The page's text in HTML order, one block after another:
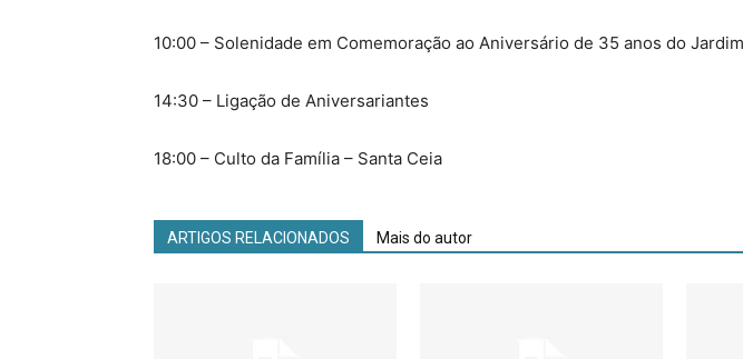
10:00 – Solenidade em Comemoração ao Aniversário de 35 anos do
14:30 – Ligação de Aniversariantes
18:00 – Culto da Família – Santa Ceia
ARTIGOS RELACIONADOS Mais do autor